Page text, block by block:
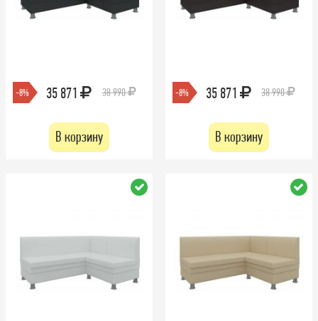
-8% 35 871 38 990
В корзину
-8% 35 871 38 990
В корзину